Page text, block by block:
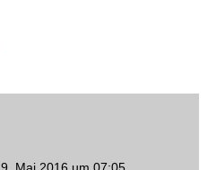
9. Mai 2016 um 07:05